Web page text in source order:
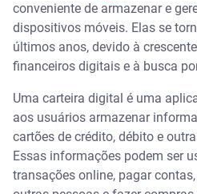
conveniente de armazenar e
dispositivos móveis. Elas se
últimos anos, devido à
financeiros digitais e à busca
Uma carteira digital é uma
aos usuários armazenar
cartões de crédito, débito e
Essas informações podem ser
transações online, pagar